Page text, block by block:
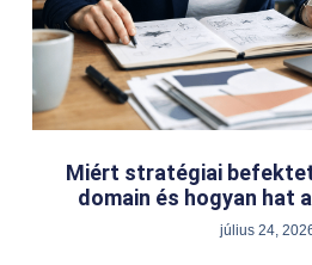
Miért stratégiai
domain és hogyan hat
július 24,